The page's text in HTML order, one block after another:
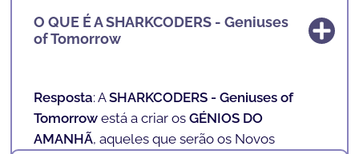
O QUE É A SHARKCODERS - Geniuses
of Tomorrow
Resposta: ASHARKCODERS - Geniuses of
Tomorrow está a criar osGÉNIOS DO
AMANHÃ, aqueles que serão os Novos